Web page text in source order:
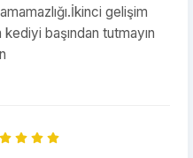
gelişim
başından tutmayın